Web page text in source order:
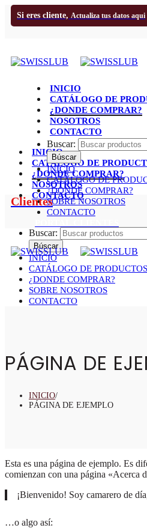
Si eres cliente, Actualiza tus datos aqui
INICIO
CATÁLOGO DE
¿DONDE COMPRAR?
NOSOTROS
CONTACTO
INICIO
CATÁLOGO DE
¿DONDE COMPRAR?
NOSOTROS
CONTACTO
Buscar:
INICIO
CATÁLOGO DE
¿DONDE COMPRAR?
SOBRE NOSOTROS
CONTACTO
Buscar:
INICIO
CATÁLOGO DE PRODUCTOS
¿DONDE COMPRAR?
SOBRE NOSOTROS
CONTACTO
Clientes
PÁGINA DE
INICIO/
PÁGINA DE EJEMPLO
Esta es una página de ejemplo. Es
comienzan con una página «Acerca
¡Bienvenido! Soy camarero de
…o algo así: